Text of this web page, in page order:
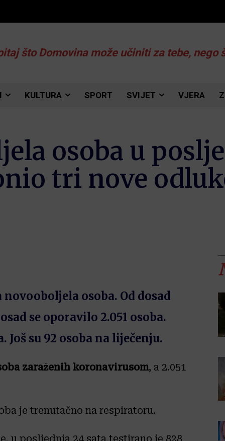
što Domovina može učiniti za tebe, nego
KULTURA SPORT SVIJET VJERA
osoba u
tri nove
osoba. Od dosad
se oporavilo 2.051 osoba.
su 92 osoba na liječenju.
zaraženih koronavirusom, a 2.051
je trenutačno na respiratoru.